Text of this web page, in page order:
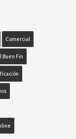
Comercial
Buen Fin